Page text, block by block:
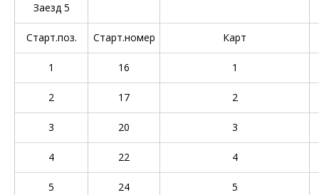
Заезд 5
Старт.поз. Старт.номер Карт
1 16 1
2 17 2
3 20 3
4 22 4
5 24 5